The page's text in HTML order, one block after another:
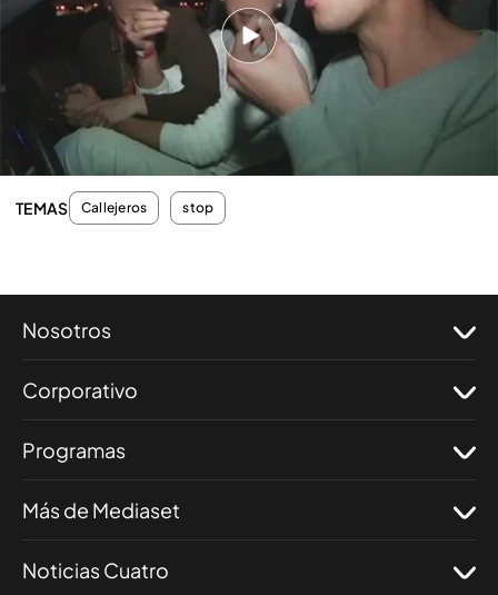
Gracias a los controles se pueden evitar
accidentes mortales
TEMAS Callejeros stop
Nosotros
Corporativo
Programas
Más de Mediaset
Noticias Cuatro